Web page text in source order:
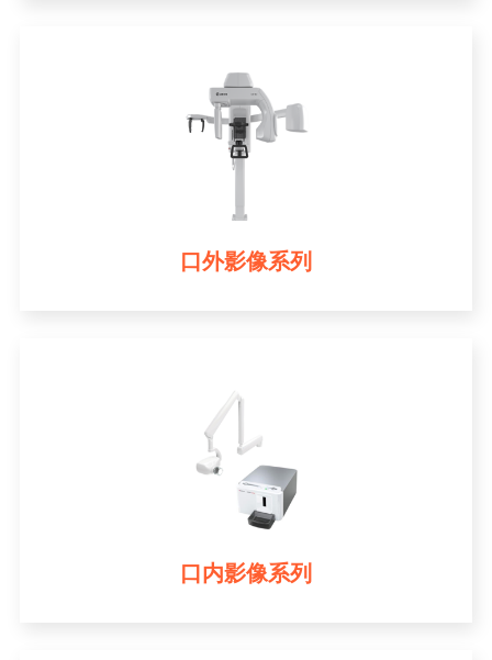
口外影像系列
口内影像系列